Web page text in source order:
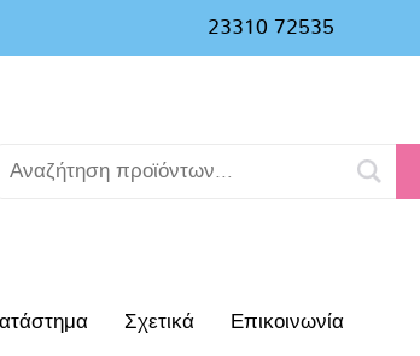
23310 72535
Σχετικά Επικοινωνία